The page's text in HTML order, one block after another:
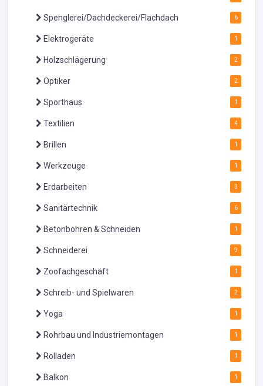
Spenglerei/Dachdeckerei/Flachdach 6
Elektrogeräte 1
Holzschlägerung 2
Optiker 2
Sporthaus 1
Textilien 4
Brillen 1
Werkzeuge 1
Erdarbeiten 3
Sanitärtechnik 6
Betonbohren & Schneiden 1
Schneiderei 9
Zoofachgeschäft 1
Schreib- und Spielwaren 2
Yoga 1
Rohrbau und Industriemontagen 1
Rolladen 1
Balkon 1